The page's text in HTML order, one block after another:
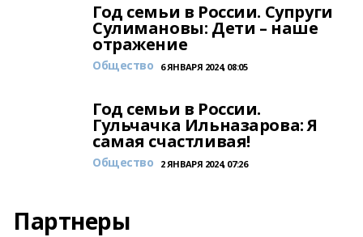
Год семьи в России. Супруги
Сулимановы: Дети – наше
отражение
Общество 6 ЯНВАРЯ 2024, 08:05
Год семьи в России.
Гульчачка Ильназарова: Я
самая счастливая!
Общество 2 ЯНВАРЯ 2024, 07:26
Партнеры